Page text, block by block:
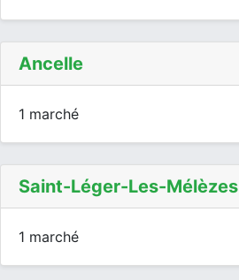
Ancelle
1 marché
Saint-Léger-Les-Mélèzes
1 marché